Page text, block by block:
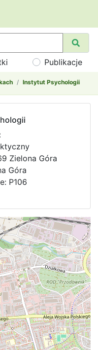
Publikacje
Instytut Psychologii
Zielona Góra
Góra
P106